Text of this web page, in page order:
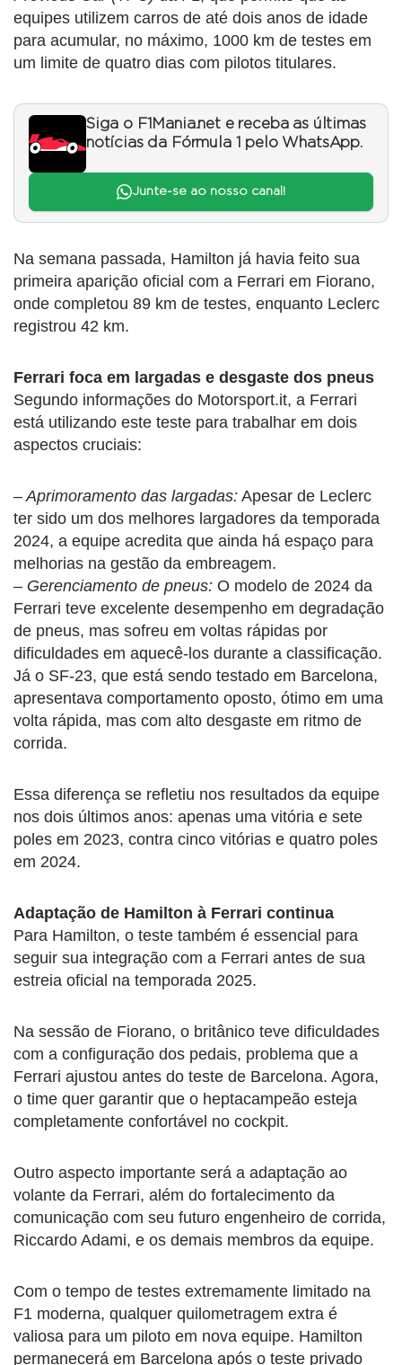
equipes utilizem carros de até dois anos de idade
para acumular, no máximo, 1000 km de testes em
um limite de quatro dias com pilotos titulares.
Siga o F1Mania.net e receba as últimas
notícias da Fórmula 1 pelo WhatsApp.
Junte-se ao nosso canal!
Na semana passada, Hamilton já havia feito sua
primeira aparição oficial com a Ferrari em Fiorano,
onde completou 89 km de testes, enquanto Leclerc
registrou 42 km.
Ferrari foca em largadas e desgaste dos pneus
Segundo informações do Motorsport.it, a Ferrari
está utilizando este teste para trabalhar em dois
aspectos cruciais:
– Aprimoramento das largadas: Apesar de Leclerc
ter sido um dos melhores largadores da temporada
2024, a equipe acredita que ainda há espaço para
melhorias na gestão da embreagem.
– Gerenciamento de pneus: O modelo de 2024 da
Ferrari teve excelente desempenho em degradação
de pneus, mas sofreu em voltas rápidas por
dificuldades em aquecê-los durante a classificação.
Já o SF-23, que está sendo testado em Barcelona,
apresentava comportamento oposto, ótimo em uma
volta rápida, mas com alto desgaste em ritmo de
corrida.
Essa diferença se refletiu nos resultados da equipe
nos dois últimos anos: apenas uma vitória e sete
poles em 2023, contra cinco vitórias e quatro poles
em 2024.
Adaptação de Hamilton à Ferrari continua
Para Hamilton, o teste também é essencial para
seguir sua integração com a Ferrari antes de sua
estreia oficial na temporada 2025.
Na sessão de Fiorano, o britânico teve dificuldades
com a configuração dos pedais, problema que a
Ferrari ajustou antes do teste de Barcelona. Agora,
o time quer garantir que o heptacampeão esteja
completamente confortável no cockpit.
Outro aspecto importante será a adaptação ao
volante da Ferrari, além do fortalecimento da
comunicação com seu futuro engenheiro de corrida,
Riccardo Adami, e os demais membros da equipe.
Com o tempo de testes extremamente limitado na
F1 moderna, qualquer quilometragem extra é
valiosa para um piloto em nova equipe. Hamilton
permanecerá em Barcelona após o teste privado